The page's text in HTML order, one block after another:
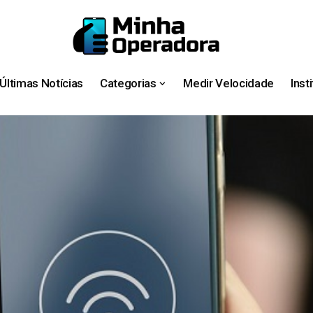
Últimas Notícias Categorias Medir Velocidade